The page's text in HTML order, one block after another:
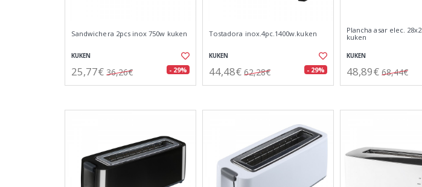
Sandwichera 2pcs inox 750w kuken
KUKEN
25,77€ 36,26€ - 29%
Tostadora inox.4pc.1400w.kuken
KUKEN
44,48€ 62,28€ - 29%
Plancha asar elec.
kuken
KUKEN
48,89€ 68,44€